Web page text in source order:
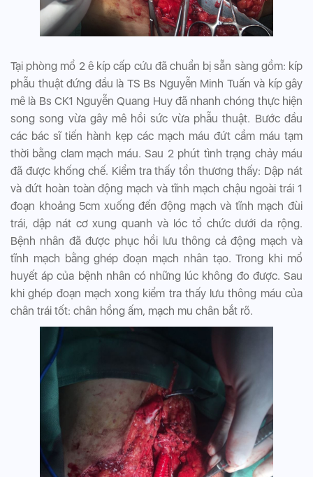
Tại phòng mổ 2 ê kíp cấp cứu đã chuẩn bị sẵn sàng gồm: kíp
phẫu thuật đứng đầu là TS Bs Nguyễn Minh Tuấn và kíp gây
mê là Bs CK1 Nguyễn Quang Huy đã nhanh chóng thực hiện
song song vừa gây mê hồi sức vừa phẫu thuật. Bước đầu
các bác sĩ tiến hành kẹp các mạch máu đứt cầm máu tạm
thời bằng clam mạch máu. Sau 2 phút tình trạng chảy máu
đã được khống chế. Kiểm tra thấy tổn thương thấy: Dập nát
và đứt hoàn toàn động mạch và tĩnh mạch chậu ngoài trái 1
đoạn khoảng 5cm xuống đến động mạch và tĩnh mạch đùi
trái, dập nát cơ xung quanh và lóc tổ chức dưới da rộng.
Bệnh nhân đã được phục hồi lưu thông cả động mạch và
tĩnh mạch bằng ghép đoạn mạch nhân tạo. Trong khi mổ
huyết áp của bệnh nhân có những lúc không đo được. Sau
khi ghép đoạn mạch xong kiểm tra thấy lưu thông máu của
chân trái tốt: chân hồng ấm, mạch mu chân bắt rõ.